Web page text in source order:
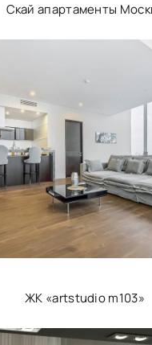
Скай апартаменты
ЖК «artstudio m103»